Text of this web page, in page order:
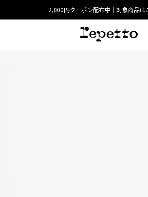
2,000円クーポン配布中｜対象商品は